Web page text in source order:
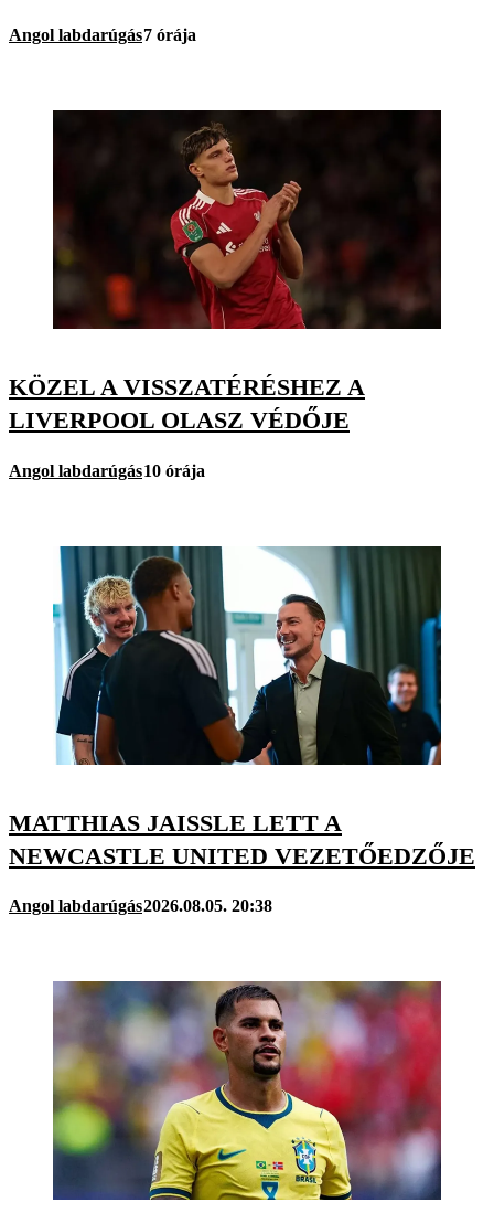
Angol labdarúgás7 órája
KÖZEL A VISSZATÉRÉSHEZ A
LIVERPOOL OLASZ VÉDŐJE
Angol labdarúgás10 órája
MATTHIAS JAISSLE LETT A
NEWCASTLE UNITED VEZETŐEDZŐJE
Angol labdarúgás2026.08.05. 20:38